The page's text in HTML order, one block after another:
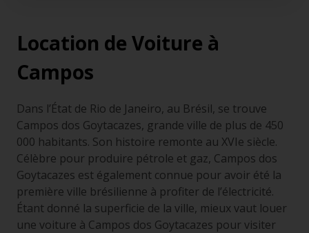
Location de Voiture à
Campos
Dans l’État de Rio de Janeiro, au Brésil, se trouve
Campos dos Goytacazes, grande ville de plus de 450
000 habitants. Son histoire remonte au XVIe siècle.
Célèbre pour produire pétrole et gaz, Campos dos
Goytacazes est également connue pour avoir été la
première ville brésilienne à profiter de l’électricité.
Étant donné la superficie de la ville, mieux vaut louer
une voiture à Campos dos Goytacazes pour visiter